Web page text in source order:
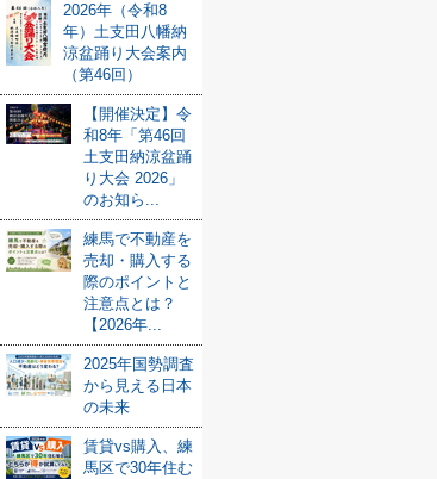
2026年（令和8
年）土支田八幡納
涼盆踊り大会案内
（第46回）
【開催決定】令
和8年「第46回
土支田納涼盆踊
り大会 2026」
のお知ら...
練馬で不動産を
売却・購入する
際のポイントと
注意点とは？
【2026年...
2025年国勢調査
から見える日本
の未来
賃貸vs購入、練
馬区で30年住む